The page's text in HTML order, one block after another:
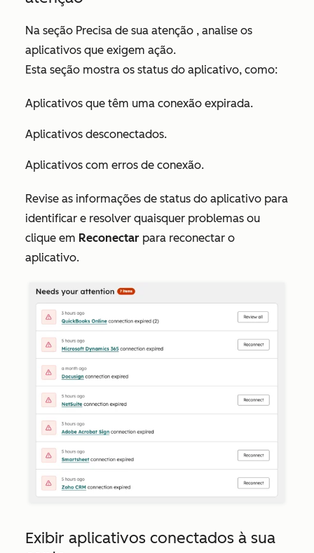
Na seção Precisa de sua atenção , analise os
aplicativos que exigem ação.
Esta seção mostra os status do aplicativo, como:
Aplicativos que têm uma conexão expirada.
Aplicativos desconectados.
Aplicativos com erros de conexão.
Revise as informações de status do aplicativo para
identificar e resolver quaisquer problemas ou
clique em Reconectar para reconectar o
aplicativo.
Exibir aplicativos conectados à sua